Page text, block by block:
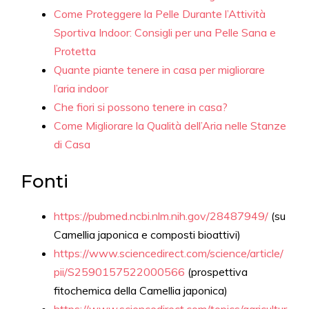
Come Proteggere la Pelle Durante l’Attività
Sportiva Indoor: Consigli per una Pelle Sana e
Protetta
Quante piante tenere in casa per migliorare
l’aria indoor
Che fiori si possono tenere in casa?
Come Migliorare la Qualità dell’Aria nelle Stanze
di Casa
Fonti
https://pubmed.ncbi.nlm.nih.gov/28487949/ (su
Camellia japonica e composti bioattivi)
https://www.sciencedirect.com/science/article/
pii/S2590157522000566 (prospettiva
fitochemica della Camellia japonica)